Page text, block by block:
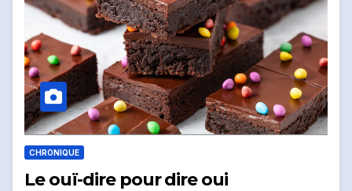
CHRONIQUE
Le ouï-dire pour dire oui